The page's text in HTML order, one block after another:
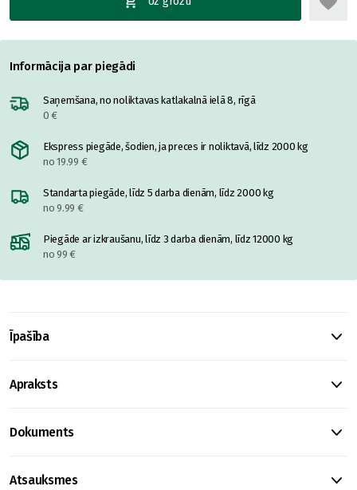
Informācija par piegādi
Saņemšana, no noliktavas katlakalnā ielā 8, rīgā
0 €
Ekspress piegāde, šodien, ja preces ir noliktavā, līdz 2000 kg
no 19.99 €
Standarta piegāde, līdz 5 darba dienām, līdz 2000 kg
no 9.99 €
Piegāde ar izkraušanu, līdz 3 darba dienām, līdz 12000 kg
no 99 €
Īpašība
Apraksts
Dokuments
Atsauksmes